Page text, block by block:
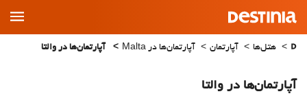
Main
Menu
هتل‌ها آپارتمان آپارتمان‌ها در Malta آپارتمان‌ها در والتا
آپارتمان‌ها در والتا